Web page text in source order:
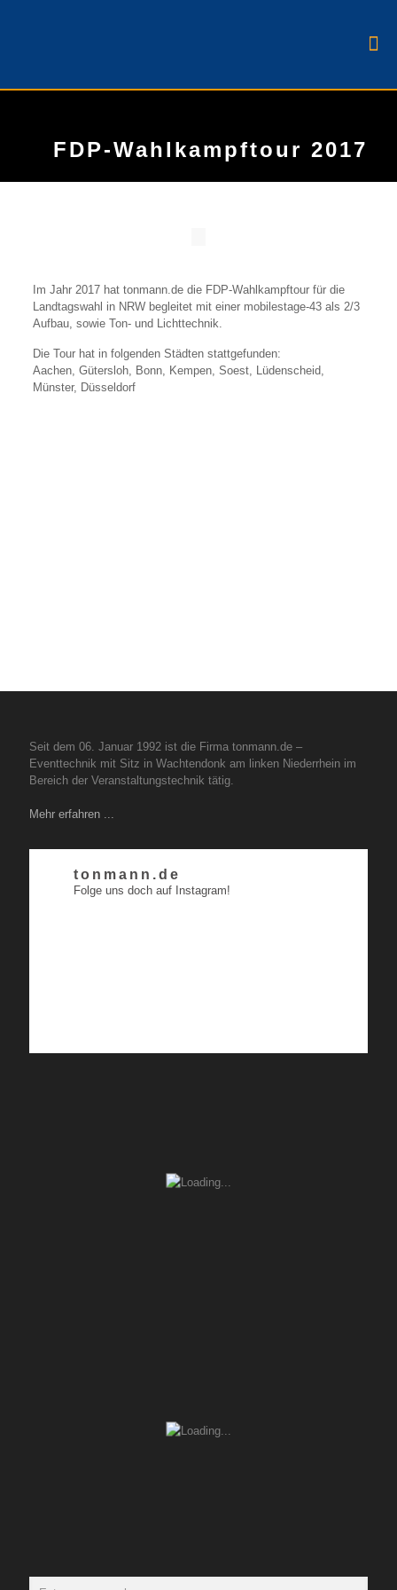
FDP-Wahlkampftour 2017
Im Jahr 2017 hat tonmann.de die FDP-Wahlkampftour für die
Landtagswahl in NRW begleitet mit einer mobilestage-43 als 2/3
Aufbau, sowie Ton- und Lichttechnik.
Die Tour hat in folgenden Städten stattgefunden:
Aachen, Gütersloh, Bonn, Kempen, Soest, Lüdenscheid,
Münster, Düsseldorf
Seit dem 06. Januar 1992 ist die Firma tonmann.de –
Eventtechnik mit Sitz in Wachtendonk am linken Niederrhein im
Bereich der Veranstaltungstechnik tätig.
Mehr erfahren ...
tonmann.de
Folge uns doch auf Instagram!